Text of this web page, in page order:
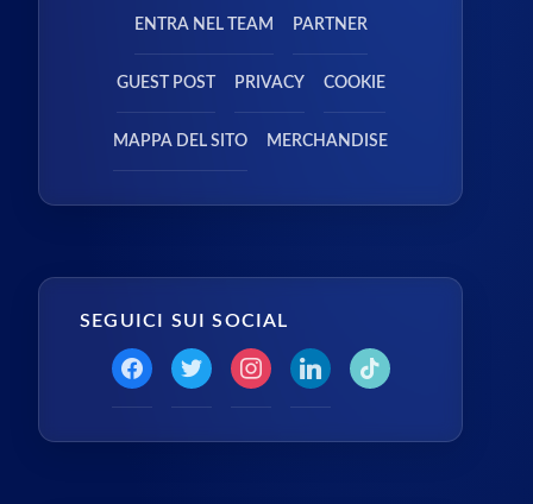
ENTRA NEL TEAM PARTNER
GUEST POST PRIVACY COOKIE
MAPPA DEL SITO MERCHANDISE
SEGUICI SUI SOCIAL